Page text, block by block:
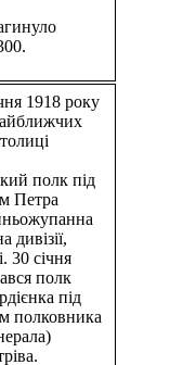
1918 року
полк під
Петра
дивізії,
30 січня
полк
під
полковника